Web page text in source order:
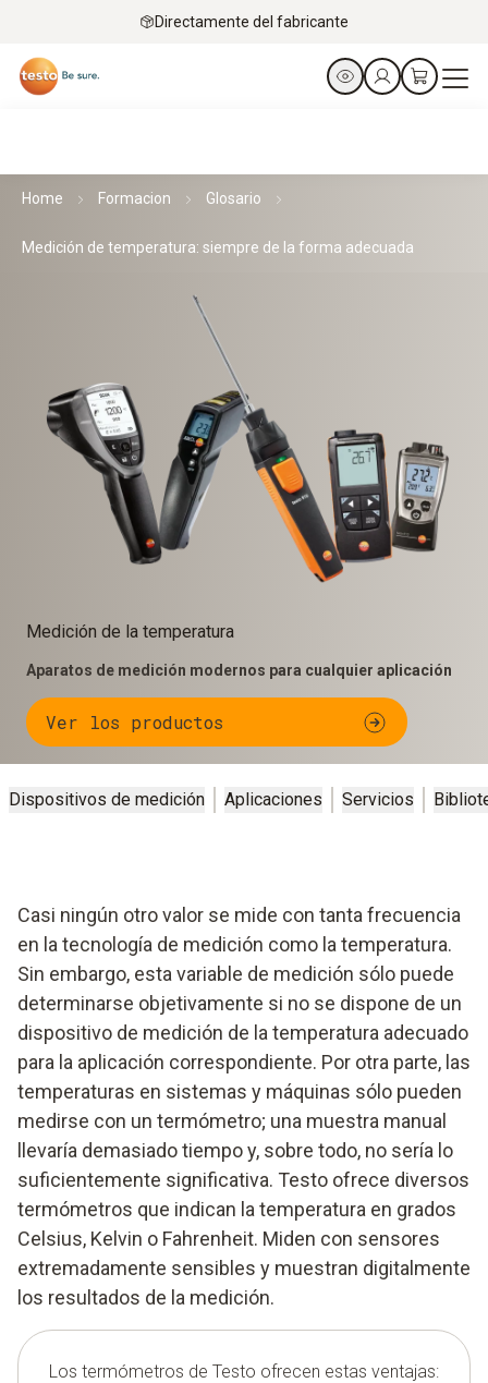
Directamente del fabricante
Home Formacion Glosario
Medición de temperatura: siempre de la forma adecuada
Medición de la temperatura
Aparatos de medición modernos para cualquier aplicación
Ver los productos
Dispositivos de medición Aplicaciones Servicios
Casi ningún otro valor se mide con tanta frecuencia
en la tecnología de medición como la temperatura.
Sin embargo, esta variable de medición sólo puede
determinarse objetivamente si no se dispone de un
dispositivo de medición de la temperatura adecuado
para la aplicación correspondiente. Por otra parte, las
temperaturas en sistemas y máquinas sólo pueden
medirse con un termómetro; una muestra manual
llevaría demasiado tiempo y, sobre todo, no sería lo
suficientemente significativa. Testo ofrece diversos
termómetros que indican la temperatura en grados
Celsius, Kelvin o Fahrenheit. Miden con sensores
extremadamente sensibles y muestran digitalmente
los resultados de la medición.
Los termómetros de Testo ofrecen estas ventajas: